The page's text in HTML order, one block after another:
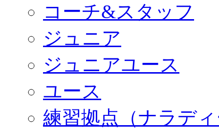
コーチ&スタッフ
ジュニア
ジュニアユース
ユース
練習拠点（ナラデ